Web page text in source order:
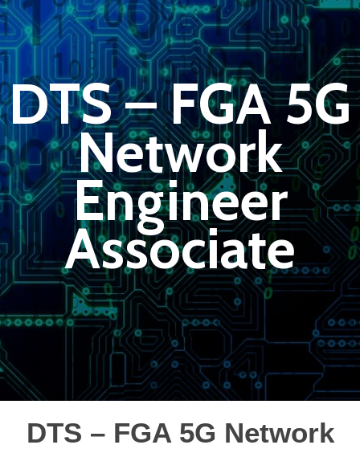
DTS – FGA 5G
Network
Engineer
Associate
DTS – FGA 5G Network